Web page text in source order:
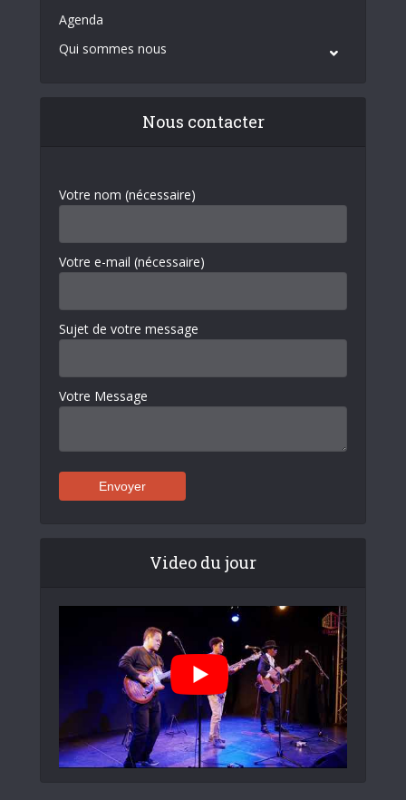
Agenda
Qui sommes nous
Nous contacter
Votre nom (nécessaire)
Votre e-mail (nécessaire)
Sujet de votre message
Votre Message
Video du jour